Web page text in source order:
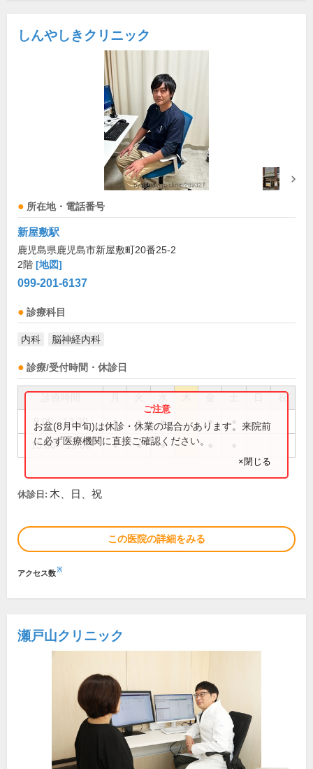
しんやしきクリニック
所在地・電話番号
新屋敷駅
鹿児島県鹿児島市新屋敷町20番25-2
2階 [地図]
099-201-6137
診療科目
内科 脳神経内科
診療/受付時間・休診日
祝
9:00～13:30 ● ● ● ●
15:00～19:00 ● ● ●
お盆(8月中旬)は休診・休業の場合があります。来院前
に必ず医療機関に直接ご確認ください。
×閉じる
休診日: 木、日、祝
この医院の詳細をみる
アクセス数※
瀬戸山クリニック